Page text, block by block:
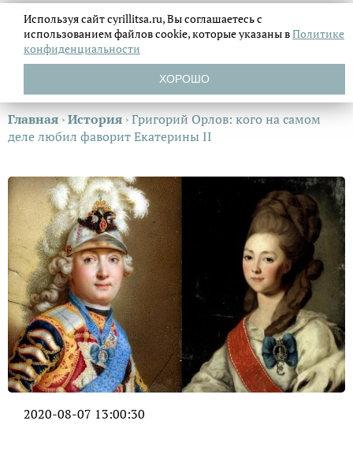
Главная ›История ›Григорий Орлов: кого на самом
деле любил фаворит Екатерины II
2020-08-07 13:00:30
Используя сайт cyrillitsa.ru, Вы соглашаетесь с
использованием файловcookie, которые указаны вПолитике
конфиденциальности
ХОРОШО